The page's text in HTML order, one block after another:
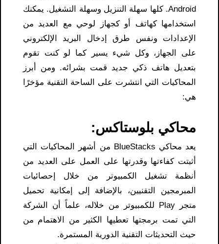
Android. كلها سهلة التنزيل وسهلة التشغيل. يمكنك
استخدامها كهاتف أو كجهاز لوحي مع العديد من
الإعدادات ونفس طرق إدخال البريد الإلكتروني
على الجهاز، وكل شيء يسير كما لو كنت تقوم
بتعديل هاتف ذكي جديد قمت بشرائه. ومن أبرز
المحاكيات التي انتشرت على الساحة التقنية مؤخرًا
هي:
محاكي بلوستاكس:
يعد محاكي BlueStacks من أشهر المحاكيات التي
أثبتت كفاءتها وقدرتها على العمل على العديد من
أنظمة تشغيل الكمبيوتر من خلال إحصائيات
المبرمجين التقنيين، بالإضافة إلى إمكانية تحميل
متجر Play للكمبيوتر من خلاله، علماً أن الشركة
التي تمت برمجتها تعطيها الكثير من الاهتمام من
حيث التحديثات التقنية الدورية المستمرة.